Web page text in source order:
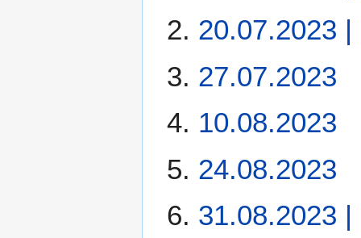
20.07.2023
27.07.2023
10.08.2023
24.08.2023
31.08.2023